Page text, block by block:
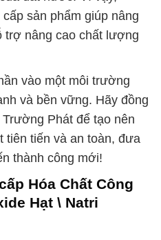
sản phẩm giúp nâng
trợ nâng cao chất lượng
vào một môi trường
và bền vững. Hãy đồng
Phát để tạo nên
tiên tiến và an toàn, đưa
thành công mới!
Hóa Chất Công
Hạt \ Natri